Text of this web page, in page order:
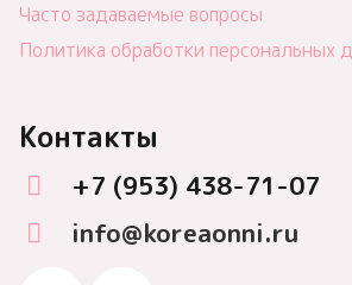
Часто задаваемые вопросы
Политика обработки персональных
Контакты
+7 (953) 438-71-07
info@koreaonni.ru